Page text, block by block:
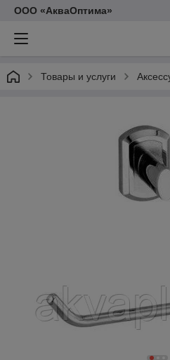
ООО «АкваОптима»
Товары и услуги